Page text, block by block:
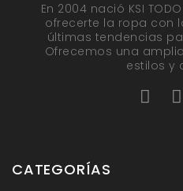
En 2004 nació KSI TODO
ofrecerte la ropa con
últimas tendencias
Ofrecemos una
estilos y
CATEGORÍAS